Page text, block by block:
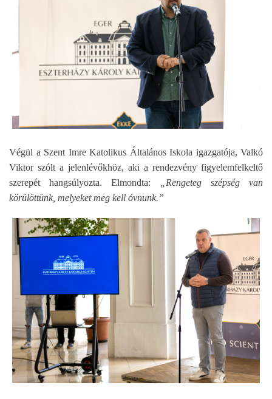
Végül a Szent Imre Katolikus Általános Iskola igazgatója, Valkó
Viktor szólt a jelenlévőkhöz, aki a rendezvény figyelemfelkeltő
szerepét hangsúlyozta. Elmondta:
„Rengeteg szépség van
körülöttünk, melyeket meg kell óvnunk.”
Ábra képaláírással: Egy ember áll és köszönti a